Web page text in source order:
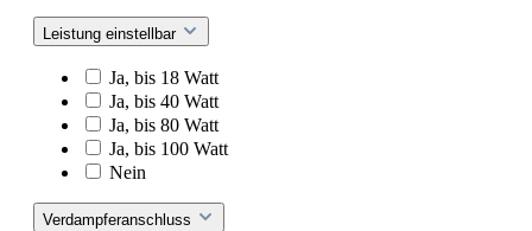
Leistung einstellbar
Ja, bis 18 Watt
Ja, bis 40 Watt
Ja, bis 80 Watt
Ja, bis 100 Watt
Nein
Verdampferanschluss